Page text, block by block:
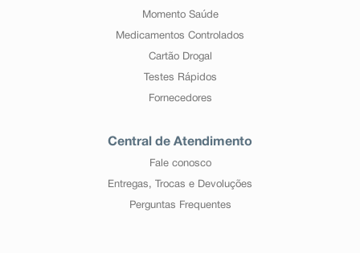
Momento Saúde
Medicamentos Controlados
Cartão Drogal
Testes Rápidos
Fornecedores
Central de Atendimento
Fale conosco
Entregas, Trocas e Devoluções
Perguntas Frequentes